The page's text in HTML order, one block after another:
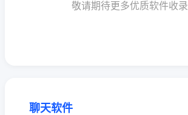
敬请期待更多优质软件收录
聊天软件